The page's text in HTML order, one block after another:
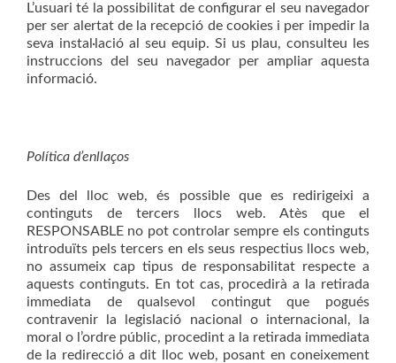
L’usuari té la possibilitat de configurar el seu navegador
per ser alertat de la recepció de cookies i per impedir la
seva instal·lació al seu equip. Si us plau, consulteu les
instruccions del seu navegador per ampliar aquesta
informació.
Política d’enllaços
Des del lloc web, és possible que es redirigeixi a
continguts de tercers llocs web. Atès que el
RESPONSABLE no pot controlar sempre els continguts
introduïts pels tercers en els seus respectius llocs web,
no assumeix cap tipus de responsabilitat respecte a
aquests continguts. En tot cas, procedirà a la retirada
immediata de qualsevol contingut que pogués
contravenir la legislació nacional o internacional, la
moral o l’ordre públic, procedint a la retirada immediata
de la redirecció a dit lloc web, posant en coneixement